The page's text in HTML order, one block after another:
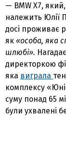
— BMW X7,
належить Юлії
досі проживає
як«особа, яка
шлюбі».
директоркою
яка виграла
комплексу
суму понад 65
були ухвалені